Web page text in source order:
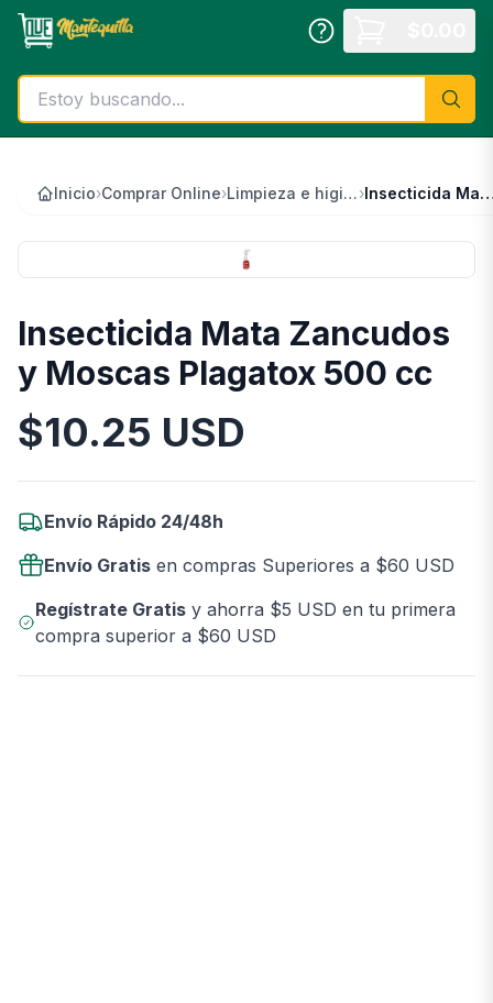
Saltar al contenido principal
Inicio›Comprar Online› Limpieza e higiene› Insecticida Mata Zancudos y
Insecticida Mata Zancudos
y Moscas Plagatox 500 cc
Información del Producto
$10.25 USD
Envío Rápido 24/48h
Envío Gratis en compras Superiores a $60 USD
Regístrate Gratisy ahorra $5 USD en tu primera
compra superior a $60 USD